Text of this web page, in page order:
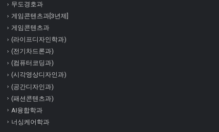
무도경호과
게임콘텐츠과[3년제]
게임콘텐츠과
(라이프디자인학과)
(전기차드론과)
(컴퓨터코딩과)
(시각영상디자인과)
(공간디자인과)
(패션콘텐츠과)
AI융합학과
너싱케어학과